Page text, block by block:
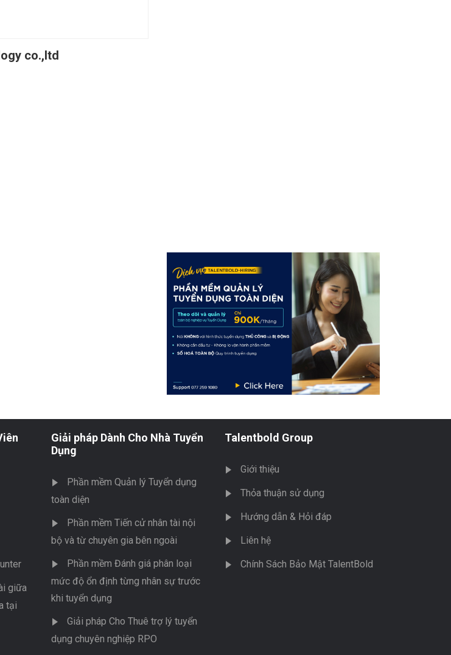
co.,ltd
giữa
tại
Giải pháp Dành Cho Nhà Tuyển
Dụng
Phần mềm Quản lý Tuyển dụng
toàn diện
Phần mềm Tiến cử nhân tài nội
bộ và từ chuyên gia bên ngoài
Phần mềm Đánh giá phân loại
mức độ ổn định từng nhân sự trước
khi tuyển dụng
Giải pháp Cho Thuê trợ lý tuyển
dụng chuyên nghiệp RPO
Talentbold Group
Giới thiệu
Thỏa thuận sử dụng
Hướng dẫn & Hỏi đáp
Liên hệ
Chính Sách Bảo Mật TalentBold